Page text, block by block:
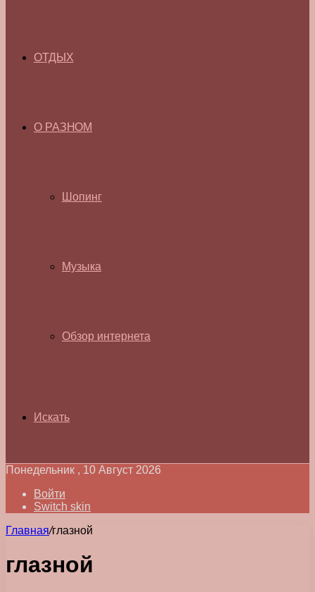
ОТДЫХ
О РАЗНОМ
Шопинг
Музыка
Обзор интернета
Искать
Понедельник , 10 Август 2026
Войти
Switch skin
Главная/глазной
глазной